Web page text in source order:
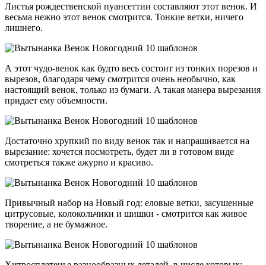
Листья рождественской пуансеттии составляют этот венок. И
весьма нежно этот венок смотрится. Тонкие ветки, ничего
лишнего.
А этот чудо-венок как будто весь состоит из тонких порезов и
вырезов, благодаря чему смотрится очень необычно, как
настоящий венок, только из бумаги. А такая манера вырезания
придает ему объемности.
Достаточно хрупкий по виду венок так и напрашивается на
вырезание: хочется посмотреть, будет ли в готовом виде
смотреться также ажурно и красиво.
Привычный набор на Новый год: еловые ветки, засушенные
цитрусовые, колокольчики и шишки - смотрится как живое
творение, а не бумажное.